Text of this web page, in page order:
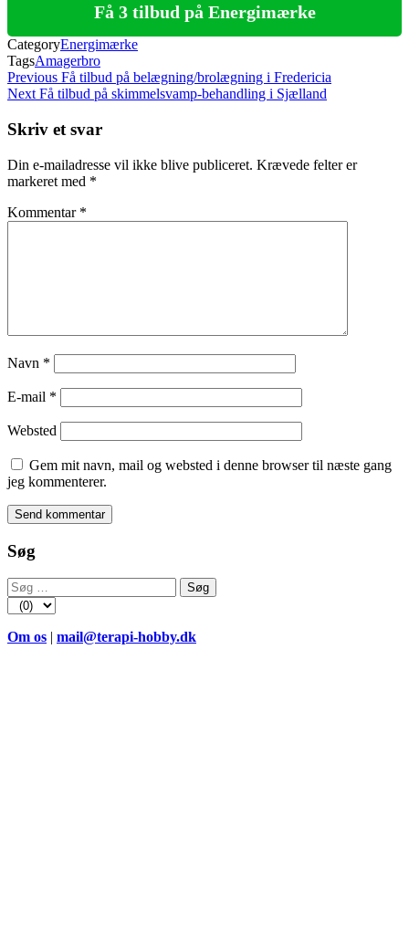
Få 3 tilbud på Energimærke
CategoryEnergimærke
TagsAmagerbro
Indlægsnavigation
Previous
Post
Previous Få tilbud på belægning/brolægning i Fredericia
Next
Next Få tilbud på skimmelsvamp-behandling i Sjælland
Skriv et svar
Din e-mailadresse vil ikke blive publiceret. Krævede felter er
markeret med *
Kommentar *
Navn *
E-mail *
Websted
Gem mit navn, mail og websted i denne browser til næste gang
jeg kommenterer.
Søg
Søg
efter:
Om os | mail@terapi-hobby.dk